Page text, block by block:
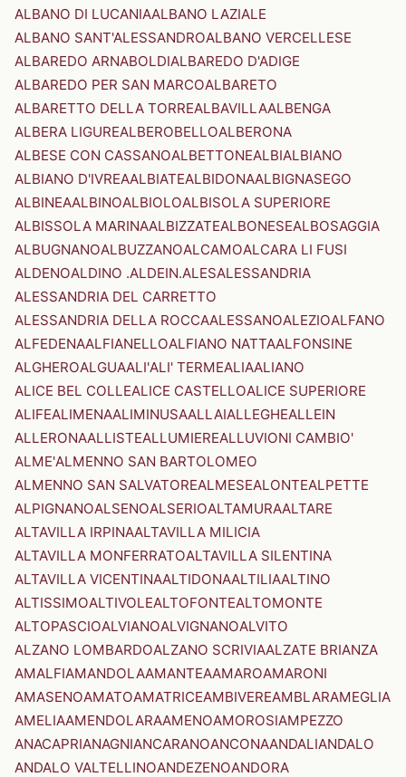
ALBANO DI LUCANIAALBANO LAZIALE
ALBANO SANT'ALESSANDROALBANO VERCELLESE
ALBAREDO ARNABOLDIALBAREDO D'ADIGE
ALBAREDO PER SAN MARCOALBARETO
ALBARETTO DELLA TORREALBAVILLAALBENGA
ALBERA LIGUREALBEROBELLOALBERONA
ALBESE CON CASSANOALBETTONEALBIALBIANO
ALBIANO D'IVREAALBIATEALBIDONAALBIGNASEGO
ALBINEAALBINOALBIOLOALBISOLA SUPERIORE
ALBISSOLA MARINAALBIZZATEALBONESEALBOSAGGIA
ALBUGNANOALBUZZANOALCAMOALCARA LI FUSI
ALDENOALDINO .ALDEIN.ALESALESSANDRIA
ALESSANDRIA DEL CARRETTO
ALESSANDRIA DELLA ROCCAALESSANOALEZIOALFANO
ALFEDENAALFIANELLOALFIANO NATTAALFONSINE
ALGHEROALGUAALI'ALI' TERMEALIAALIANO
ALICE BEL COLLEALICE CASTELLOALICE SUPERIORE
ALIFEALIMENAALIMINUSAALLAIALLEGHEALLEIN
ALLERONAALLISTEALLUMIEREALLUVIONI CAMBIO'
ALME'ALMENNO SAN BARTOLOMEO
ALMENNO SAN SALVATOREALMESEALONTEALPETTE
ALPIGNANOALSENOALSERIOALTAMURAALTARE
ALTAVILLA IRPINAALTAVILLA MILICIA
ALTAVILLA MONFERRATOALTAVILLA SILENTINA
ALTAVILLA VICENTINAALTIDONAALTILIAALTINO
ALTISSIMOALTIVOLEALTOFONTEALTOMONTE
ALTOPASCIOALVIANOALVIGNANOALVITO
ALZANO LOMBARDOALZANO SCRIVIAALZATE BRIANZA
AMALFIAMANDOLAAMANTEAAMAROAMARONI
AMASENOAMATOAMATRICEAMBIVEREAMBLARAMEGLIA
AMELIAAMENDOLARAAMENOAMOROSIAMPEZZO
ANACAPRIANAGNIANCARANOANCONAANDALIANDALO
ANDALO VALTELLINOANDEZENOANDORA